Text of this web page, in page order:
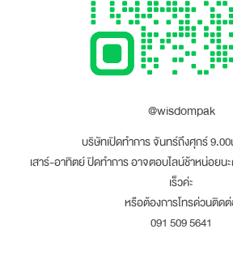
@wisdompak
บริษัทเปิดทำการ จันทร์ถึงศุกร์
เสาร์-อาทิตย์ ปิดทำการ อาจตอบไลน์ช้าหน่อยน
เร็วค่ะ
หรือต้องการโทรด่วนติด
091 509 5641